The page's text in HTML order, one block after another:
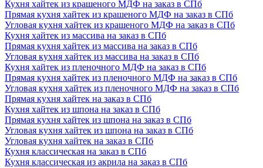
Кухня хайтек из крашеного МДФ на заказ в СПб
Прямая кухня хайтек из крашеного МДФ на заказ в СПб
Угловая кухня хайтек из крашеного МДФ на заказ в СПб
Кухня хайтек из массива на заказ в СПб
Прямая кухня хайтек из массива на заказ в СПб
Угловая кухня хайтек из массива на заказ в СПб
Кухня хайтек из пленочного МДФ на заказ в СПб
Прямая кухня хайтек из пленочного МДФ на заказ в СПб
Угловая кухня хайтек из пленочного МДФ на заказ в СПб
Прямая кухня хайтек на заказ в СПб
Кухня хайтек из шпона на заказ в СПб
Прямая кухня хайтек из шпона на заказ в СПб
Угловая кухня хайтек из шпона на заказ в СПб
Угловая кухня хайтек на заказ в СПб
Кухня классическая на заказ в СПб
Кухня классическая из акрила на заказ в СПб